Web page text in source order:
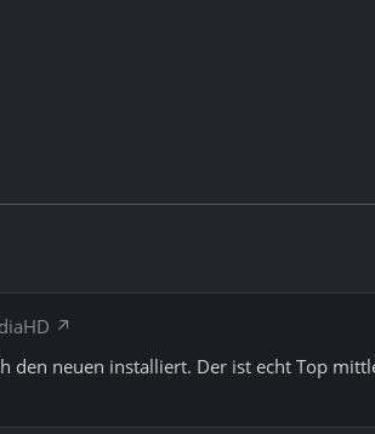
den neuen installiert. Der ist echt Top